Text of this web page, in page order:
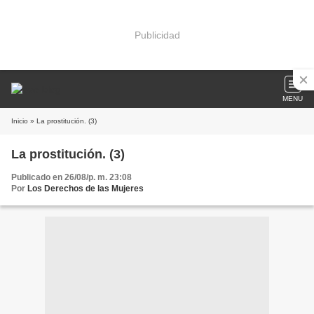
Publicidad
MENU
Inicio » La prostitución. (3)
La prostitución. (3)
Publicado en 26/08/p. m. 23:08
Por Los Derechos de las Mujeres